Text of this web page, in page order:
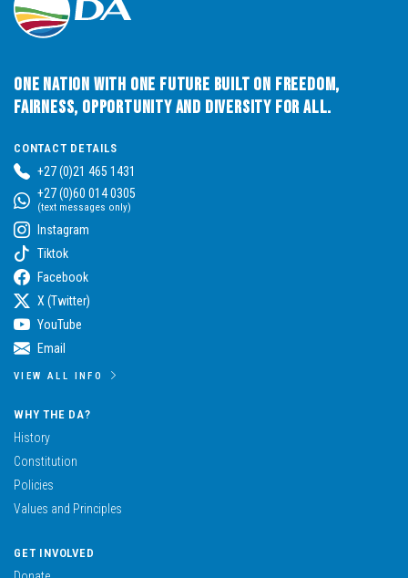
One Nation with One Future built on Freedom,
Fairness, Opportunity and Diversity for All.
CONTACT DETAILS
+27 (0)21 465 1431
+27 (0)60 014 0305
(text messages only)
Instagram
Tiktok
Facebook
X (Twitter)
YouTube
Email
VIEW ALL INFO
WHY THE DA?
History
Constitution
Policies
Values and Principles
GET INVOLVED